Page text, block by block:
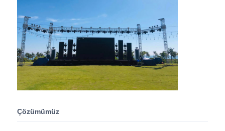
SMD LED Ekran
Dış LED Ekran Tablosu
Dış mekan led reklam panosu
Çözümümüz